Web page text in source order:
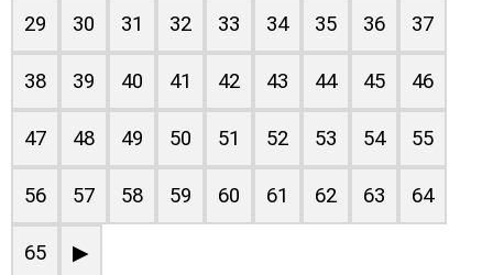
29 30 31 32 33 34 35 36 37
38 39 40 41 42 43 44 45 46
47 48 49 50 51 52 53 54 55
56 57 58 59 60 61 62 63 64
65 ▶